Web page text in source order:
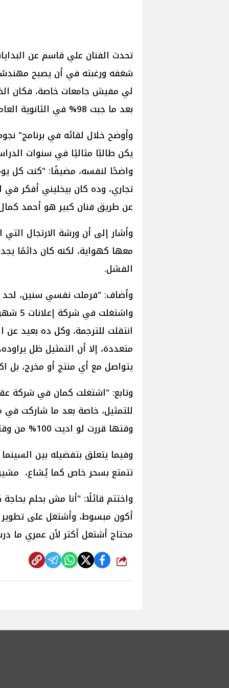
تحدث الفنان علي قاسم عن
شغفه ورغبته في أن يصبح
لي مفيش جامعات خاصة، فكان
بعد ما جبت 98% في الثانوية العامة".
وأوضح خلال لقائه في برنامج"
يكن طالبًا مثاليًا في سنوات
تجاري، وده كان بيخليني أفكر
عن طريق فنان كبير هو أحمد
وأشار إلى أن ورشة الارتجال
معها كهواية، لكنه كان دائمًا
الفشل.
انتقلت للترجمة، وكل ده بعيد
يتواصل مع أي منتج أو مخرج،
وتابع: "اشتغلت كمان في شركة
للتمثيل، خاصة بعد ما شاركت
وقتها قررت لو اديت 100% من وقتي للمجال، هو كمان هيديني".
وفيما يتعلق بتفضيله بين
تتمتع بسحر خاص كما يُشاع،
واختتم قائلًا: "أنا مش بحلم
أكون مبسوط، وأشتغل على
محتاج أشتغل أكتر لأن عمري ما
شارك